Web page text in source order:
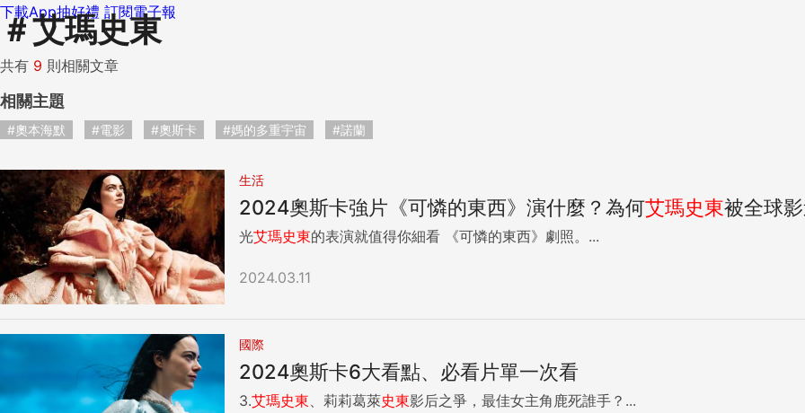
下載App抽好禮 訂閱電子報
＃艾瑪史東
共有 9 則相關文章
相關主題
#奧本海默 #電影 #奧斯卡 #媽的多重宇宙 #諾蘭
生活
2024奧斯卡強片《可憐的東西》演什麼？為何艾瑪史東被全球
光艾瑪史東 的表演就值得你細看 《可憐的東西》劇照。...
2024.03.11
國際
2024奧斯卡6大看點、必看片單一次看
3.艾瑪史東 、莉莉葛萊史東影后之爭，最佳女主角鹿死誰手？...